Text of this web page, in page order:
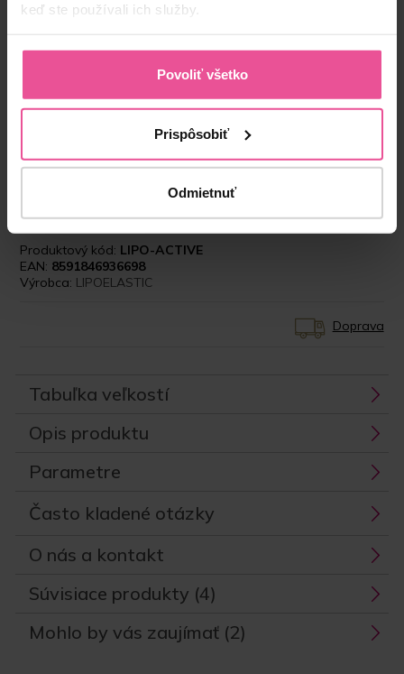
keď ste používali ich služby.
Povoliť všetko
Prispôsobiť
Odmietnuť
“Pooperačné prádlo LIPOELASTIC používam
prakticky od vzniku, t.j. cca 20 rokov. Ja aj moji
funkčnosť a trvácnosť a širokú paletu možností
výberu podľa potrieb plastického chirurga a
Produktový kód: LIPO-ACTIVE
EAN: 8591846936698
Výrobca: LIPOELASTIC
Doprava
Tabuľka veľkostí
Opis produktu
Parametre
Často kladené otázky
O nás a kontakt
Súvisiace produkty (4)
Mohlo by vás zaujímať (2)